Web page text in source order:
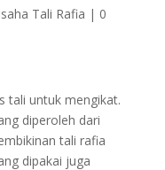
Tali Rafia | 0
tali untuk mengikat.
diperoleh dari
tali rafia
dipakai juga